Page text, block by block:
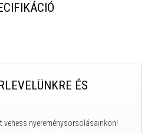
ÉS
vehess nyereménysorsolásainkon!